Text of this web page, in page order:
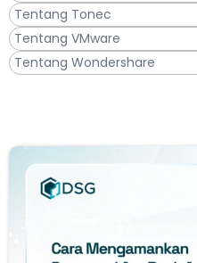
Tentang Tonec
Tentang VMware
Tentang Wondershare